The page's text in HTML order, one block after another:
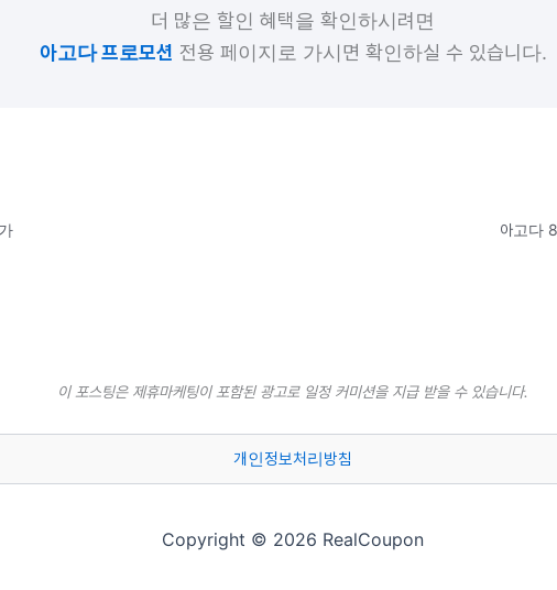
더 많은 할인 혜택을 확인하시려면
아고다 프로모션 전용 페이지로 가시면 확인하실 수 있습니다.
아고다
이 포스팅은 제휴마케팅이 포함된 광고로 일정 커미션을 지급 받을 수 있습니다.
개인정보처리방침
Copyright © 2026 RealCoupon